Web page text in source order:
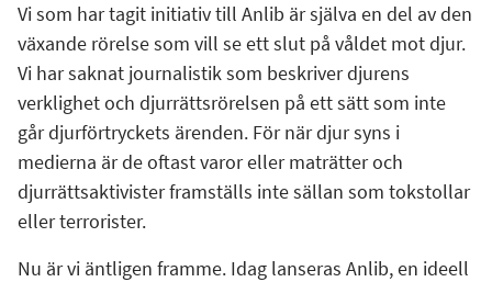
Vi som har tagit initiativ till Anlib är själva en del av den
växande rörelse som vill se ett slut på våldet mot djur.
Vi har saknat journalistik som beskriver djurens
verklighet och djurrättsrörelsen på ett sätt som inte
går djurförtryckets ärenden. För när djur syns i
medierna är de oftast varor eller maträtter och
djurrättsaktivister framställs inte sällan som tokstollar
eller terrorister.
Nu är vi äntligen framme. Idag lanseras Anlib, en ideell